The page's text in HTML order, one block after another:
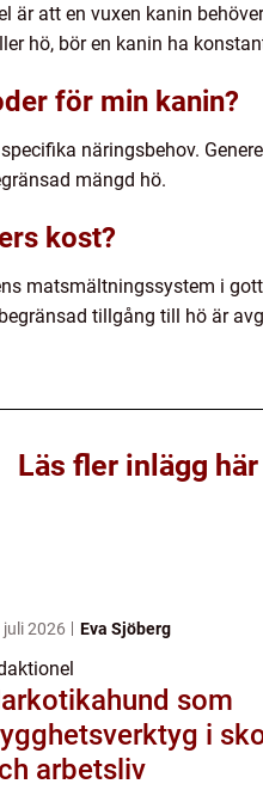
är att en vuxen kanin
hö, bör en kanin ha
för min kanin?
näringsbehov.
mängd hö.
kost?
matsmältningssystem i
tillgång till hö är
Läs fler inlägg här
juli 2026 Eva Sjöberg
som
i
arbetsliv